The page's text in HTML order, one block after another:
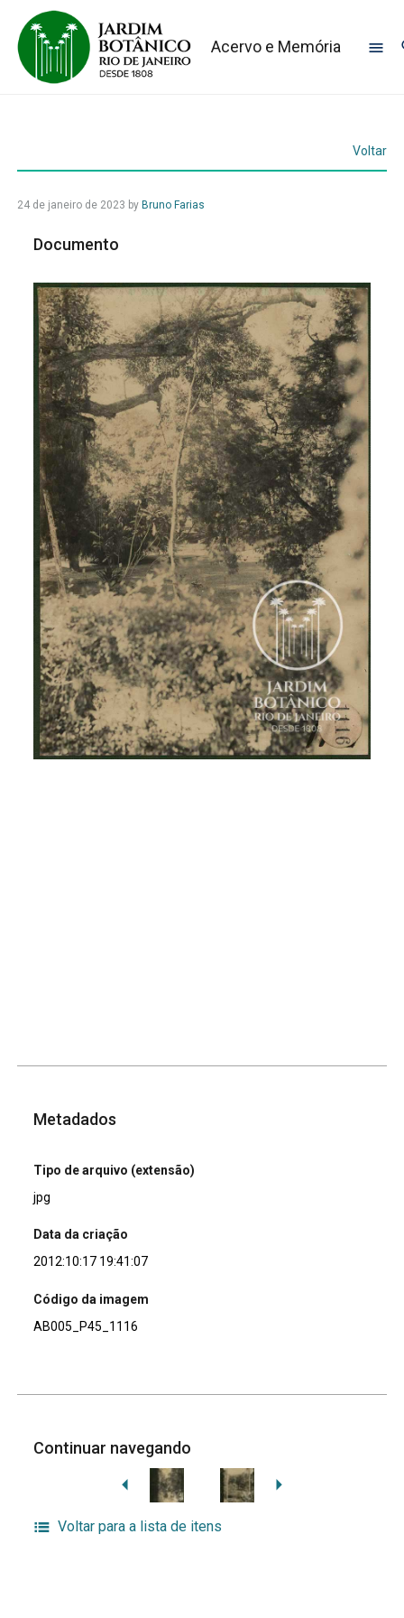
Acervo e Memória
Voltar
24 de janeiro de 2023 by Bruno Farias
Documento
Metadados
Tipo de arquivo (extensão)
jpg
Data da criação
2012:10:17 19:41:07
Código da imagem
AB005_P45_1116
Continuar navegando
Voltar para a lista de itens